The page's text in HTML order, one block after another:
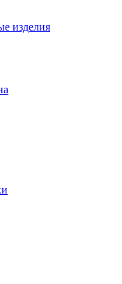
изделия